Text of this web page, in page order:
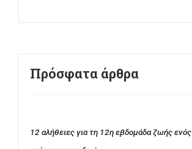
Πρόσφατα άρθρα
12 αλήθειες για τη 12η εβδομάδα ζωής ενός